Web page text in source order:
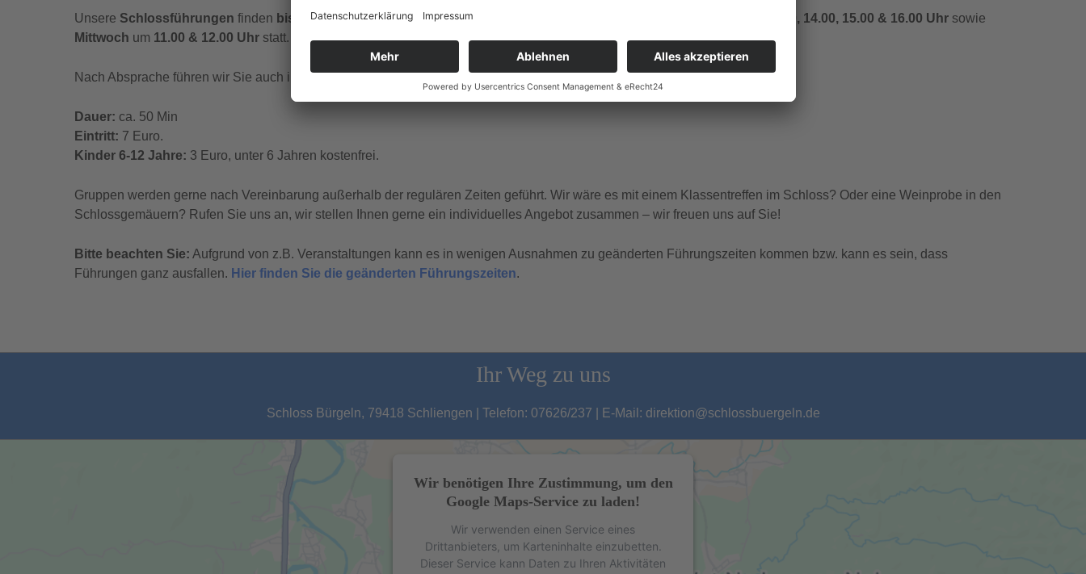
Unsere Schlossführungen finden bis Mitte November Dienstag, Donnerstag, Freitag, Samstag, Sonntag um 11.00, 12.00, 14.00, 15.00 & 16.00 Uhr sowie
Mittwoch um 11.00 & 12.00 Uhr statt.
Nach Absprache führen wir Sie auch in englischer und französischer Sprache.
Dauer: ca. 50 Min
Eintritt: 7 Euro.
Kinder 6-12 Jahre: 3 Euro, unter 6 Jahren kostenfrei.
Gruppen werden gerne nach Vereinbarung außerhalb der regulären Zeiten geführt. Wir wäre es mit einem Klassentreffen im Schloss? Oder eine Weinprobe in den
Schlossgemäuern? Rufen Sie uns an, wir stellen Ihnen gerne ein individuelles Angebot zusammen – wir freuen uns auf Sie!
Bitte beachten Sie: Aufgrund von z.B. Veranstaltungen kann es in wenigen Ausnahmen zu geänderten Führungszeiten kommen bzw. kann es sein, dass
Führungen ganz ausfallen. Hier finden Sie die geänderten Führungszeiten.
Ihr Weg zu uns
Schloss Bürgeln, 79418 Schliengen | Telefon: 07626/237 | E-Mail: direktion@schlossbuergeln.de
Wir benötigen Ihre Zustimmung, um den
Google Maps-Service zu laden!
Wir verwenden einen Service eines
Drittanbieters, um Karteninhalte einzubetten.
Dieser Service kann Daten zu Ihren Aktivitäten